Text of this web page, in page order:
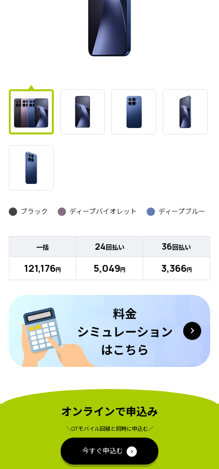
一括 24回払い 36回払い
121,176円 5,049円 3,366円
ブラック ディープバイオレット ディープブルー
オンラインで申込み
＼QTモバイル回線と同時に申込む／
今すぐ申込む